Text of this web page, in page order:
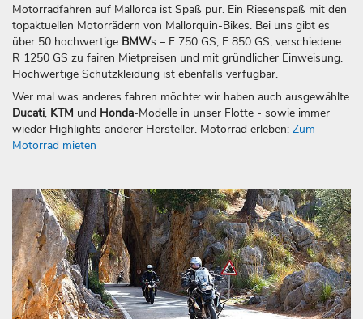
Motorradfahren auf Mallorca ist Spaß pur. Ein Riesenspaß mit den
topaktuellen Motorrädern von Mallorquin-Bikes. Bei uns gibt es
über 50 hochwertige BMWs – F 750 GS, F 850 GS, verschiedene
R 1250 GS zu fairen Mietpreisen und mit gründlicher Einweisung.
Hochwertige Schutzkleidung ist ebenfalls verfügbar.
Wer mal was anderes fahren möchte: wir haben auch ausgewählte
Ducati, KTM und Honda-Modelle in unser Flotte - sowie immer
wieder Highlights anderer Hersteller. Motorrad erleben: Zum
Motorrad mieten